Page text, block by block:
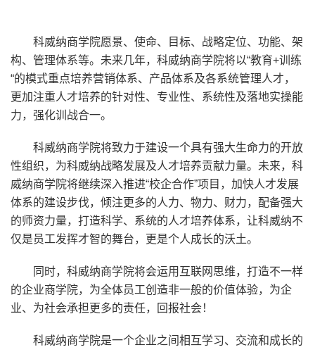
科威纳商学院愿景、使命、目标、战略定位、功能、架
构、管理体系等。未来几年，科威纳商学院将以“教育+训练
“的模式重点培养营销体系、产品体系及各系统管理人才，
更加注重人才培养的针对性、专业性、系统性及落地实操能
力，强化训战合一。
科威纳商学院将致力于建设一个具有强大生命力的开放
性组织，为科威纳战略发展及人才培养贡献力量。未来，科
威纳商学院将继续深入推进“校企合作”项目，加快人才发展
体系的建设步伐，倾注更多的人力、物力、财力，配备强大
的师资力量，打造科学、系统的人才培养体系，让科威纳不
仅是员工发挥才智的舞台，更是个人成长的沃土。
同时，科威纳商学院将会运用互联网思维，打造不一样
的企业商学院，为全体员工创造非一般的价值体验，为企
业、为社会承担更多的责任，回报社会！
科威纳商学院是一个企业之间相互学习、交流和成长的